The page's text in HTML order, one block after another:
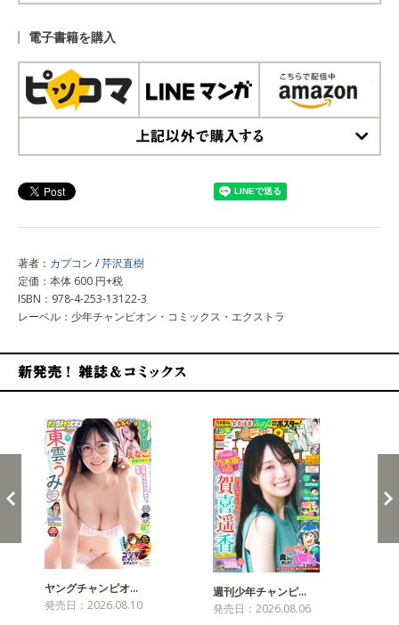
電子書籍を購入
著者： カプコン /芹沢直樹
定価：本体 600 円+税
ISBN：978-4-253-13122-3
レーベル：少年チャンピオン・コミックス・エクストラ
ヤングチャンピオ…
発売日：2026.08.10
週刊少年チャンピ…
発売日：2026.08.06